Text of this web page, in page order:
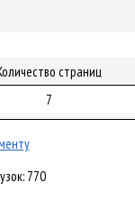
страниц
7
770